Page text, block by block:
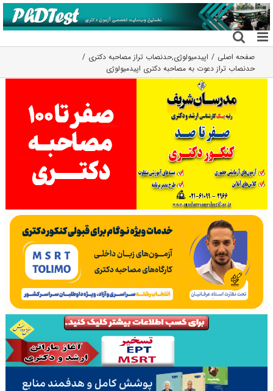
رفتن
به
محتوا
صفحه اصلی اپیدمیولوژی,حدنصاب تراز مصاحبه دکتری
حدنصاب تراز دعوت به مصاحبه دکتری اپیدمیولوژی